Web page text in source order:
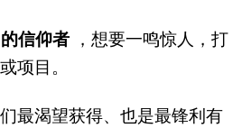
信仰者
，想要一鸣惊人，打
项目。
最渴望获得、也是最锋利有